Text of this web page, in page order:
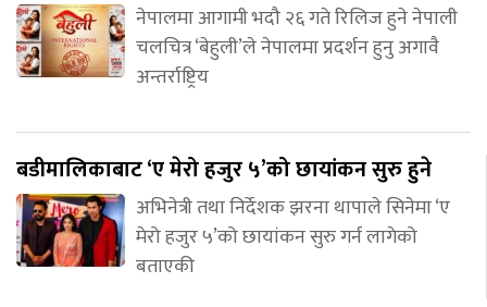
नेपालमा आगामी भदौ २६ गते रिलिज हुने नेपाली
चलचित्र ‘बेहुली’ले नेपालमा प्रदर्शन हुनु अगावै
अन्तर्राष्ट्रिय
बडीमालिकाबाट ‘ए मेरो हजुर ५’को छायांकन सुरु हुने
अभिनेत्री तथा निर्देशक झरना थापाले सिनेमा ‘ए
मेरो हजुर ५’को छायांकन सुरु गर्न लागेको
बताएकी